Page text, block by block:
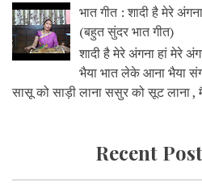
भात गीत : शादी है मेरे
(बहुत सुंदर भात गीत)
शादी है मेरे अंगना हां मेरे
भैया भात लेके आना भैया संग
सासू को साड़ी लाना ससुर को सूट लाना
Recent